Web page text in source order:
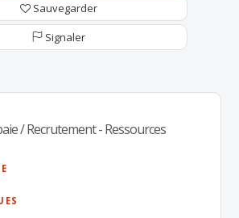
Sauvegarder
Signaler
/ Recrutement - Ressources